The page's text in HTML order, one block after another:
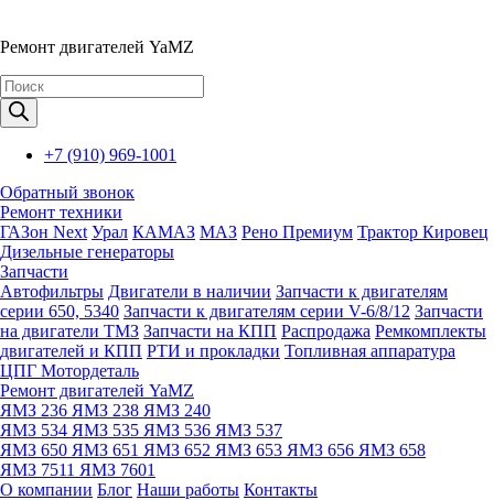
Ремонт двигателей YaMZ
Поиск
товаров
+7 (910) 969-1001
Обратный звонок
Ремонт техники
ГАЗон Next Урал КАМАЗ МАЗ Рено Премиум Трактор Кировец
Дизельные генераторы
Запчасти
Автофильтры Двигатели в наличии Запчасти к двигателям
серии 650, 5340 Запчасти к двигателям серии V-6/8/12 Запчасти
на двигатели ТМЗ Запчасти на КПП Распродажа Ремкомплекты
двигателей и КПП РТИ и прокладки Топливная аппаратура
ЦПГ Мотордеталь
Ремонт двигателей YaMZ
ЯМЗ 236 ЯМЗ 238 ЯМЗ 240
ЯМЗ 534 ЯМЗ 535 ЯМЗ 536 ЯМЗ 537
ЯМЗ 650 ЯМЗ 651 ЯМЗ 652 ЯМЗ 653 ЯМЗ 656 ЯМЗ 658
ЯМЗ 7511 ЯМЗ 7601
О компании Блог Наши работы Контакты